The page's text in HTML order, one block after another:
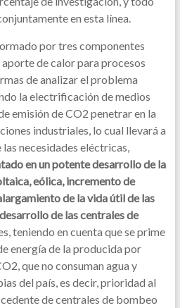
en esta línea.
por tres componentes
de calor para procesos
de analizar el problema
la electrificación de medios
emisión de CO2 penetrar en la
industriales, lo cual llevará a
necesidades eléctricas,
en un potente desarrollo de la
eólica, incremento de
de la vida útil de las
de las centrales de
teniendo en cuenta que se prime
energía de la producida por
que no consuman agua y
del país, es decir, prioridad al
de centrales de bombeo